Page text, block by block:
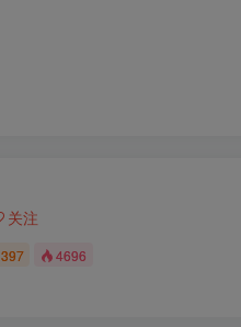
关注
397 4696